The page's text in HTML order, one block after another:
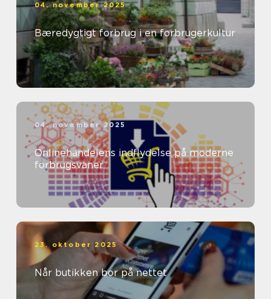
04. november 2025
Bæredygtigt forbrug i en forbrugerkultur
04. november 2025
Onlinehandelens indflydelse på moderne
forbrugsvaner
23. oktober 2025
Når butikken bor på nettet